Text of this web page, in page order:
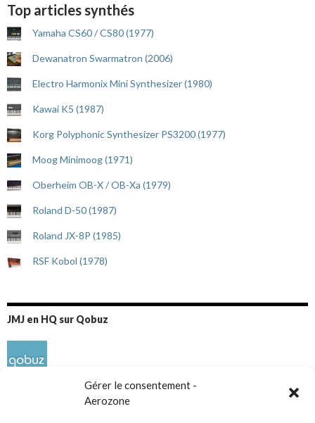
Gérer le consentement -
Aerozone
Top articles synthés
Yamaha CS60 / CS80 (1977)
Dewanatron Swarmatron (2006)
Electro Harmonix Mini Synthesizer (1980)
Kawai K5 (1987)
Korg Polyphonic Synthesizer PS3200 (1977)
Moog Minimoog (1971)
Oberheim OB-X / OB-Xa (1979)
Roland D-50 (1987)
Roland JX-8P (1985)
RSF Kobol (1978)
JMJ en HQ sur Qobuz